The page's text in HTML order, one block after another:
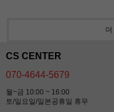
더
CS CENTER
070-4644-5679
월~금 10:00 ~ 16:00
토/일요일/일본공휴일 휴무